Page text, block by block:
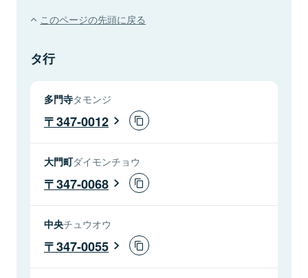
このページの先頭に戻る
タ行
多門寺タモンジ
347-0012
大門町ダイモンチョウ
347-0068
中央チュウオウ
347-0055